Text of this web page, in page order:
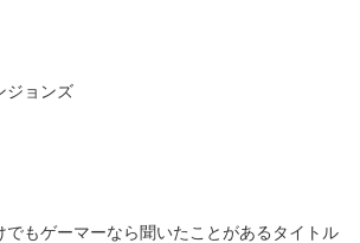
ジョンズ
でもゲーマーなら聞いたことがあるタイトル